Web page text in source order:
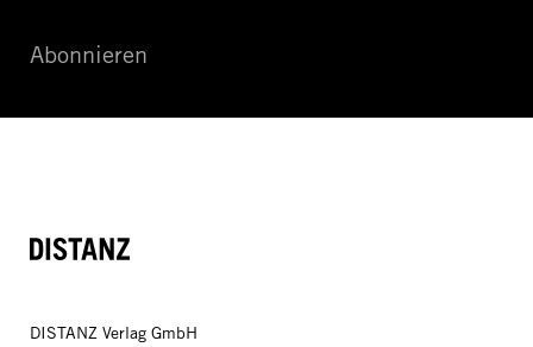
Abonnieren
DISTANZ
DISTANZ Verlag GmbH